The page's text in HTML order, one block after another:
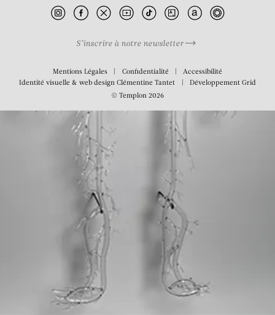
S’inscrire à notre newsletter
Mentions Légales Confidentialité
Accessibilité
Identité visuelle & web designClémentine Tantet Développement Grid
© Templon 2026